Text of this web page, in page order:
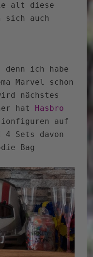
alt diese
sich auch
denn ich habe
Marvel schon
nächstes
hat Hasbro
auf
4 Sets davon
Bag